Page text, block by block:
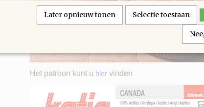
Het patroon kunt u hier vinden
Later opnieuw tonen Selectie toestaan